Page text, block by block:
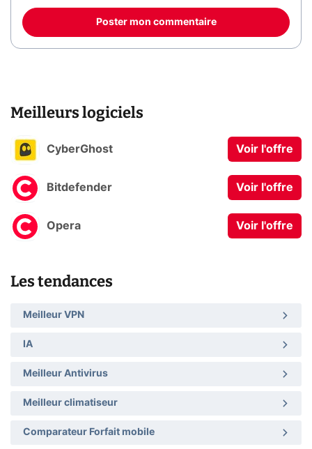
Poster mon commentaire
Meilleurs logiciels
CyberGhost Voir l'offre
Bitdefender Voir l'offre
Opera Voir l'offre
Les tendances
Meilleur VPN
IA
Meilleur Antivirus
Meilleur climatiseur
Comparateur Forfait mobile